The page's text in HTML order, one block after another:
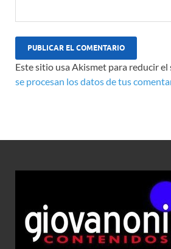
Este sitio usa Akismet para reducir el
se procesan los datos de tus